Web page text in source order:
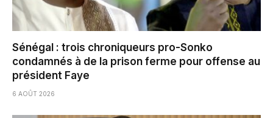
Sénégal : trois chroniqueurs pro-Sonko
condamnés à de la prison ferme pour offense au
président Faye
6 AOÛT 2026